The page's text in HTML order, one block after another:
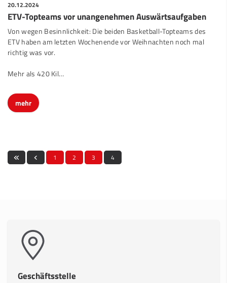
20.12.2024
ETV-Topteams vor unangenehmen Auswärtsaufgaben
Von wegen Besinnlichkeit: Die beiden Basketball-Topteams des
ETV haben am letzten Wochenende vor Weihnachten noch mal
richtig was vor.
Mehr als 420 Kil…
mehr
1 2 3 4
Geschäftsstelle